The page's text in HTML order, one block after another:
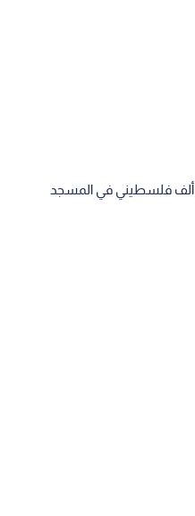
استمع لدعاء ليلة القدر بصوت 350 ألف فلسطيني في المسجد